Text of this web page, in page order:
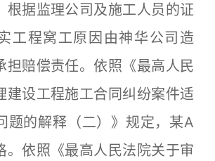
根据监理公司及施工人员的证
工程窝工原因由神华公司造
担赔偿责任。依照《最高人民
建设工程施工合同纠纷案件适
题的解释（二）》规定，某A
。依照《最高人民法院关于审